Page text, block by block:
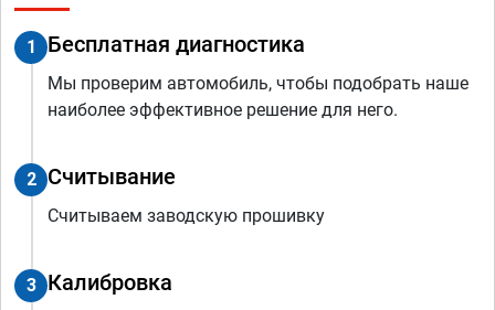
1 Бесплатная диагностика
Мы проверим автомобиль, чтобы подобрать наше
наиболее эффективное решение для него.
2 Считывание
Считываем заводскую прошивку
3 Калибровка